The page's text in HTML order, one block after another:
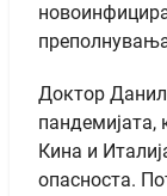
Доктор
пандемијата,
Кина и
опасноста.